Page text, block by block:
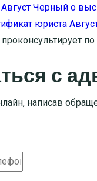
с
написав